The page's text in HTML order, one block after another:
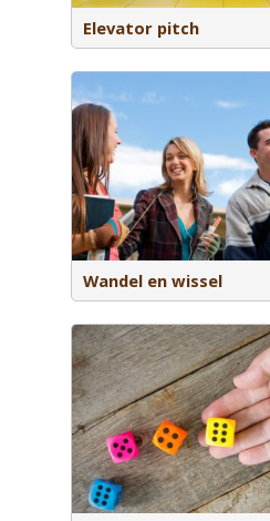
Elevator pitch
Wandel en wissel